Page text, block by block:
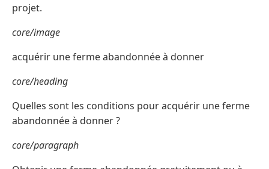
projet.
core/image
acquérir une ferme abandonnée à donner
core/heading
Quelles sont les conditions pour acquérir une ferme
abandonnée à donner ?
core/paragraph